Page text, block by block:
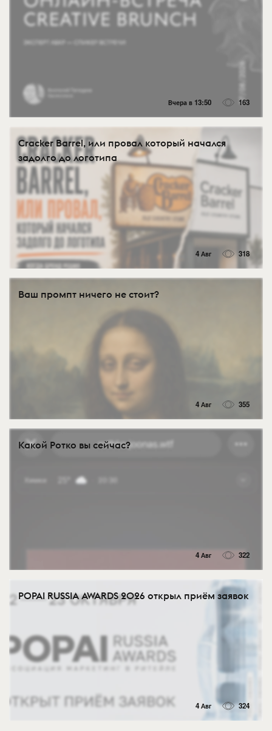
Вчера в 13:50 163
Cracker Barrel, или провал который начался
задолго до логотипа
4 Авг 318
Ваш промпт ничего не стоит?
4 Авг 355
Какой Ротко вы сейчас?
4 Авг 322
POPAI RUSSIA AWARDS 2026 открыл приём заявок
4 Авг 324